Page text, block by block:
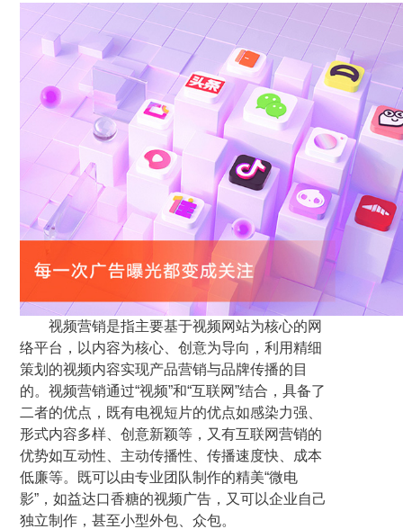
视频营销是指主要基于视频网站为核心的网
络平台，以内容为核心、创意为导向，利用精细
策划的视频内容实现产品营销与品牌传播的目
的。视频营销通过“视频”和“互联网”结合，具备了
二者的优点，既有电视短片的优点如感染力强、
形式内容多样、创意新颖等，又有互联网营销的
优势如互动性、主动传播性、传播速度快、成本
低廉等。既可以由专业团队制作的精美“微电
影”，如益达口香糖的视频广告，又可以企业自己
独立制作，甚至小型外包、众包。